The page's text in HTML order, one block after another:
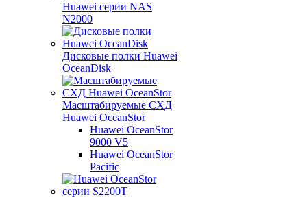
Huawei серии NAS
N2000
Дисковые полки Huawei
OceanDisk
Масштабируемые СХД
Huawei OceanStor
Huawei OceanStor
9000 V5
Huawei OceanStor
Pacific